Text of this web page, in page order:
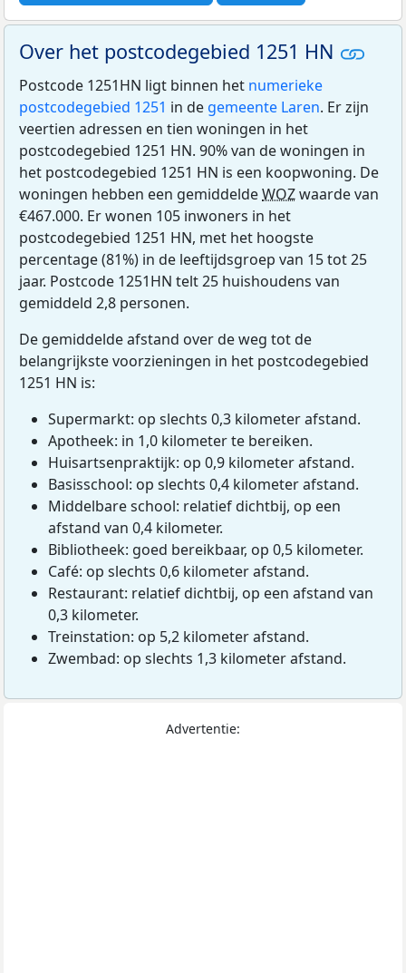
Over het postcodegebied 1251 HN
Postcode 1251HN ligt binnen het numerieke
postcodegebied 1251 in de gemeente Laren. Er zijn
veertien adressen en tien woningen in het
postcodegebied 1251 HN. 90% van de woningen in
het postcodegebied 1251 HN is een koopwoning. De
woningen hebben een gemiddeldeWOZwaarde van
€467.000. Er wonen 105 inwoners in het
postcodegebied 1251 HN, met het hoogste
percentage (81%) in de leeftijdsgroep van 15 tot 25
jaar. Postcode 1251HN telt 25 huishoudens van
gemiddeld 2,8 personen.
De gemiddelde afstand over de weg tot de
belangrijkste voorzieningen in het postcodegebied
1251 HN is:
Supermarkt: op slechts 0,3 kilometer afstand.
Apotheek: in 1,0 kilometer te bereiken.
Huisartsenpraktijk: op 0,9 kilometer afstand.
Basisschool: op slechts 0,4 kilometer afstand.
Middelbare school: relatief dichtbij, op een
afstand van 0,4 kilometer.
Bibliotheek: goed bereikbaar, op 0,5 kilometer.
Café: op slechts 0,6 kilometer afstand.
Restaurant: relatief dichtbij, op een afstand van
0,3 kilometer.
Treinstation: op 5,2 kilometer afstand.
Zwembad: op slechts 1,3 kilometer afstand.
Advertentie: